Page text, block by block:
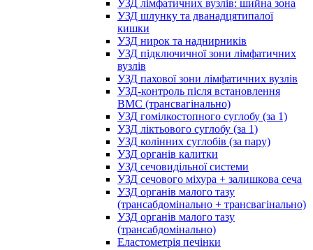
УЗД лімфатичних вузлів: шийна зона
УЗД шлунку та дванадцятипалої
кишки
УЗД нирок та наднирників
УЗД підключичної зони лімфатичних
вузлів
УЗД пахової зони лімфатичних вузлів
УЗД-контроль після встановлення
ВМС (трансвагінально)
УЗД гомілкостопного суглобу (за 1)
УЗД ліктьового суглобу (за 1)
УЗД колінних суглобів (за пару)
УЗД органів калитки
УЗД сечовидільної системи
УЗД сечового міхура + залишкова сеча
УЗД органів малого тазу
(трансабдомінально + трансвагінально)
УЗД органів малого тазу
(трансабдомінально)
Еластометрія печінки